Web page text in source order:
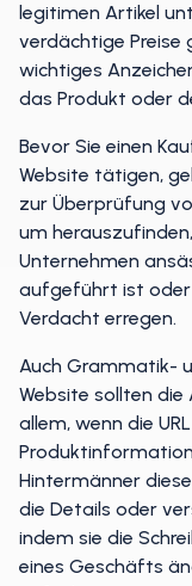
legitimen Artikel
verdächtige Preise
wichtiges
das Produkt oder
Bevor Sie einen
Website tätigen,
zur Überprüfung
um
Unternehmen
aufgeführt ist oder
Verdacht erregen.
Auch Grammatik-
Website sollten die
allem, wenn die
Hintermänner
die Details oder
indem sie die
eines Geschäfts